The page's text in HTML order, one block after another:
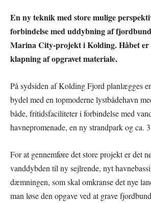
En ny teknik med store mulige
forbindelse med uddybning af
Marina City-projekt i Kolding. Håbet er
klapning af opgravet materiale.
På sydsiden af Kolding Fjord planlægges
bydel med en topmoderne lystbådehavn
både, fritidsfaciliteter i forbindelse med
havnepromenade, en ny strandpark og ca.
For at gennemføre det store projekt er det
vanddybden til ny sejlrende, nyt
dæmningen, som skal omkranse det nye
man løse den opgave ved at grave